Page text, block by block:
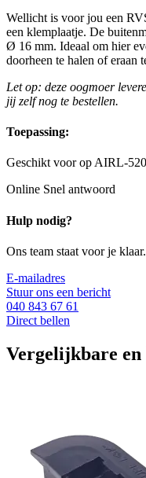
Wellicht is voor jou een
een klemplaatje. De
Ø 16 mm. Ideaal om hier
doorheen te halen of eraan
Let op: deze oogmoer
jij zelf nog te bestellen.
Toepassing:
Geschikt voor op AIRL-
Online Snel antwoord
Hulp nodig?
Ons team staat voor je
E-mailadres
Stuur ons een bericht
040 843 67 61
Direct bellen
Vergelijkbare en